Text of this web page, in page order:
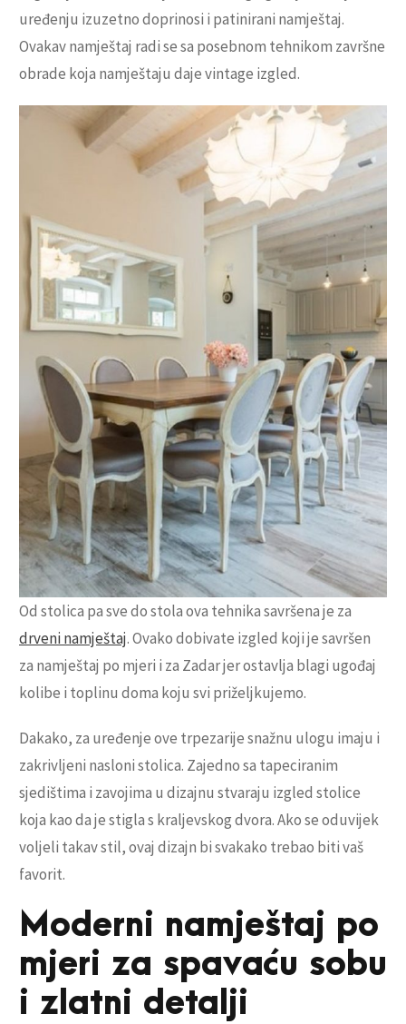
uređenju izuzetno doprinosi i patinirani namještaj.
Ovakav namještaj radi se sa posebnom tehnikom završne
obrade koja namještaju daje vintage izgled.
Od stolica pa sve do stola ova tehnika savršena je za
drveni namještaj. Ovako dobivate izgled koji je savršen
za namještaj po mjeri i za Zadar jer ostavlja blagi ugođaj
kolibe i toplinu doma koju svi priželjkujemo.
Dakako, za uređenje ove trpezarije snažnu ulogu imaju i
zakrivljeni nasloni stolica. Zajedno sa tapeciranim
sjedištima i zavojima u dizajnu stvaraju izgled stolice
koja kao da je stigla s kraljevskog dvora. Ako se oduvijek
voljeli takav stil, ovaj dizajn bi svakako trebao biti vaš
favorit.
Moderni namještaj po
mjeri za spavaću sobu
i zlatni detalji